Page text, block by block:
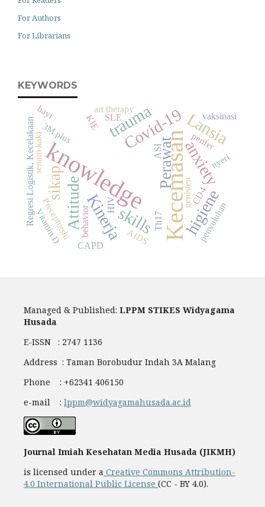
For Authors
For Librarians
KEYWORDS
knowledge Kecemasanhigiene
Attitude
Covid-19
sikap
Kinerja
trauma
anxiety
Lansia
Perawat
skills
perifer
senam kaki ASI
3M plus
behavior
Preceptorshi
Regresi Logistik, Kecelakaan penyuluhan
KIE
genisten
Th17
Vitamin D
SLE
art therapy
vaksinasi
nyeri
CD4
AIDS
HIV
CAPD
bayi
Managed & Published: LPPM STIKES Widyagama
Husada
E-ISSN : 2747 1136
Address : Taman Borobudur Indah 3A Malang
Phone : +62341 406150
e-mail : lppm@widyagamahusada.ac.id
Journal Imiah Kesehatan Media Husada (JIKMH)
is licensed under a Creative Commons Attribution-
4.0 International Public License (CC - BY 4.0).